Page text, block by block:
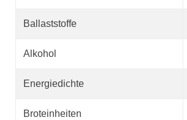
Ballaststoffe
Alkohol
Energiedichte
Broteinheiten